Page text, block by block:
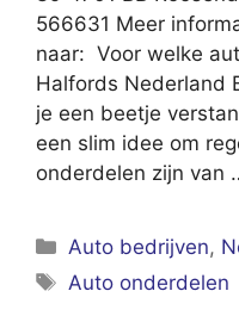
566631 Meer
naar: Voor welke
Halfords Nederland
je een beetje
een slim idee om
onderdelen zijn van
Categorieën
Auto bedrijven,
Tags
Auto onderdelen